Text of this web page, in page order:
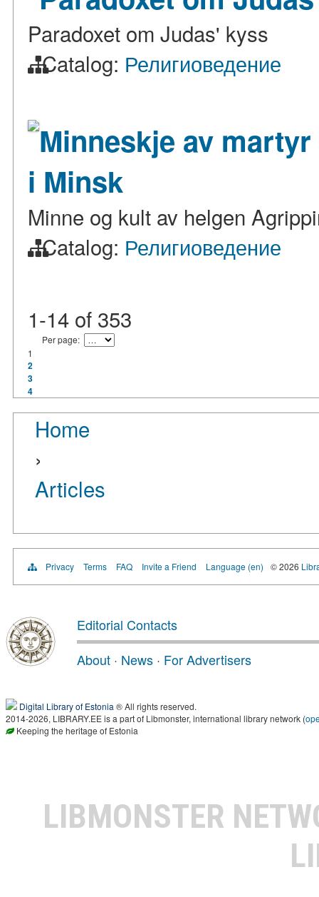
Paradoxet om Judas' kyss
Catalog: Религиоведение
Minneskje av
i Minsk
Minne og kult av helgen
Catalog: Религиоведение
1-14 of 353
Per page:
1
2
3
4
Home
›
Articles
Privacy Terms FAQ Invite a Friend Language (en) © 2026
Editorial Contacts
About · News · For Advertisers
Digital Library of Estonia ® All rights reserved.
2014-2026, LIBRARY.EE is a part of Libmonster, international library network (
Keeping the heritage of Estonia
LIBMONSTER